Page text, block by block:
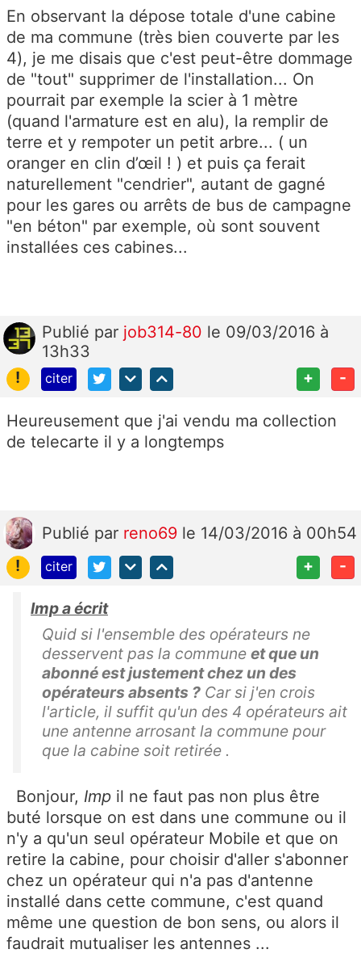
En observant la dépose totale d'une cabine
de ma commune (très bien couverte par les
4), je me disais que c'est peut-être dommage
de "tout" supprimer de l'installation... On
pourrait par exemple la scier à 1 mètre
(quand l'armature est en alu), la remplir de
terre et y rempoter un petit arbre... ( un
oranger en clin d’œil ! ) et puis ça ferait
naturellement "cendrier", autant de gagné
pour les gares ou arrêts de bus de campagne
"en béton" par exemple, où sont souvent
installées ces cabines...
Publié par job314-80 le 09/03/2016 à
13h33
!
citer + -
Heureusement que j'ai vendu ma collection
de telecarte il y a longtemps
Publié par reno69 le 14/03/2016 à 00h54
!
citer + -
lmp a écrit
Quid si l'ensemble des opérateurs ne
desservent pas la commune et que un
abonné est justement chez un des
opérateurs absents ? Car si j'en crois
l'article, il suffit qu'un des 4 opérateurs ait
une antenne arrosant la commune pour
que la cabine soit retirée .
Bonjour, Imp il ne faut pas non plus être
buté lorsque on est dans une commune ou il
n'y a qu'un seul opérateur Mobile et que on
retire la cabine, pour choisir d'aller s'abonner
chez un opérateur qui n'a pas d'antenne
installé dans cette commune, c'est quand
même une question de bon sens, ou alors il
faudrait mutualiser les antennes ...